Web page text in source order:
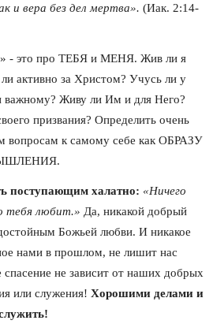
и вера без дел мертва». (Иак. 2:14-
- это про ТЕБЯ и МЕНЯ. Жив ли я
активно за Христом? Учусь ли у
важному? Живу ли Им и для Него?
призвания? Определить очень
к самому себе как ОБРАЗУ
поступающим халатно: «Ничего
тебя любит.» Да, никакой добрый
Божьей любви. И никакое
нами в прошлом, не лишит нас
не зависит от наших добрых
или служения! Хорошими делами и